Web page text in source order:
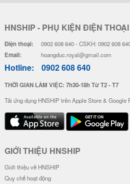
HNSHIP - PHỤ KIỆN ĐIỆN
Điện thoại: 0902 608 640 - CSKH: 0902 608
Email: hoangduc.royal@gmail.com
Hotline: 0902 608 640
THỜI GIAN LÀM VIỆC: 7h30-18h Từ T2 - T7
Tải ứng dụng HNSHIP trên Apple Store & Google
GIỚI THIỆU HNSHIP
Giới thiệu về HNSHIP
Quy chế hoạt động